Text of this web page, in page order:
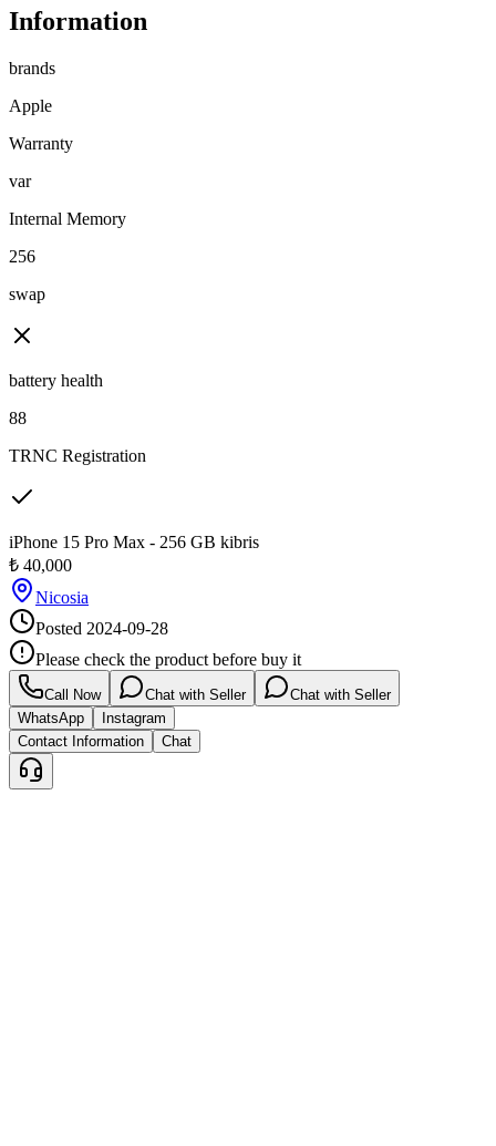
Information
brands
Apple
Warranty
var
Internal Memory
256
swap
battery health
88
TRNC Registration
iPhone 15 Pro Max - 256 GB kibris
₺ 40,000
Nicosia
Posted 2024-09-28
Please check the product before buy it
Call Now Chat with Seller
Chat with Seller
WhatsApp
Instagram
Contact Information
Chat